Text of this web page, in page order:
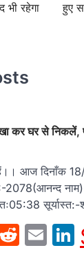
भी रहेगा
हुए
कर घर से निकलें,
आज दिनाँक
2078(आनन्द